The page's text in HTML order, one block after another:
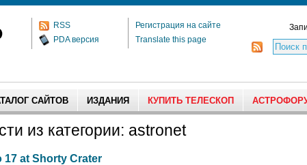
RSS
PDA версия
Регистрация на сайте
Translate this page
САЙТОВ ИЗДАНИЯ КУПИТЬ ТЕЛЕСКОП
из категории: astronet
17 at Shorty Crater